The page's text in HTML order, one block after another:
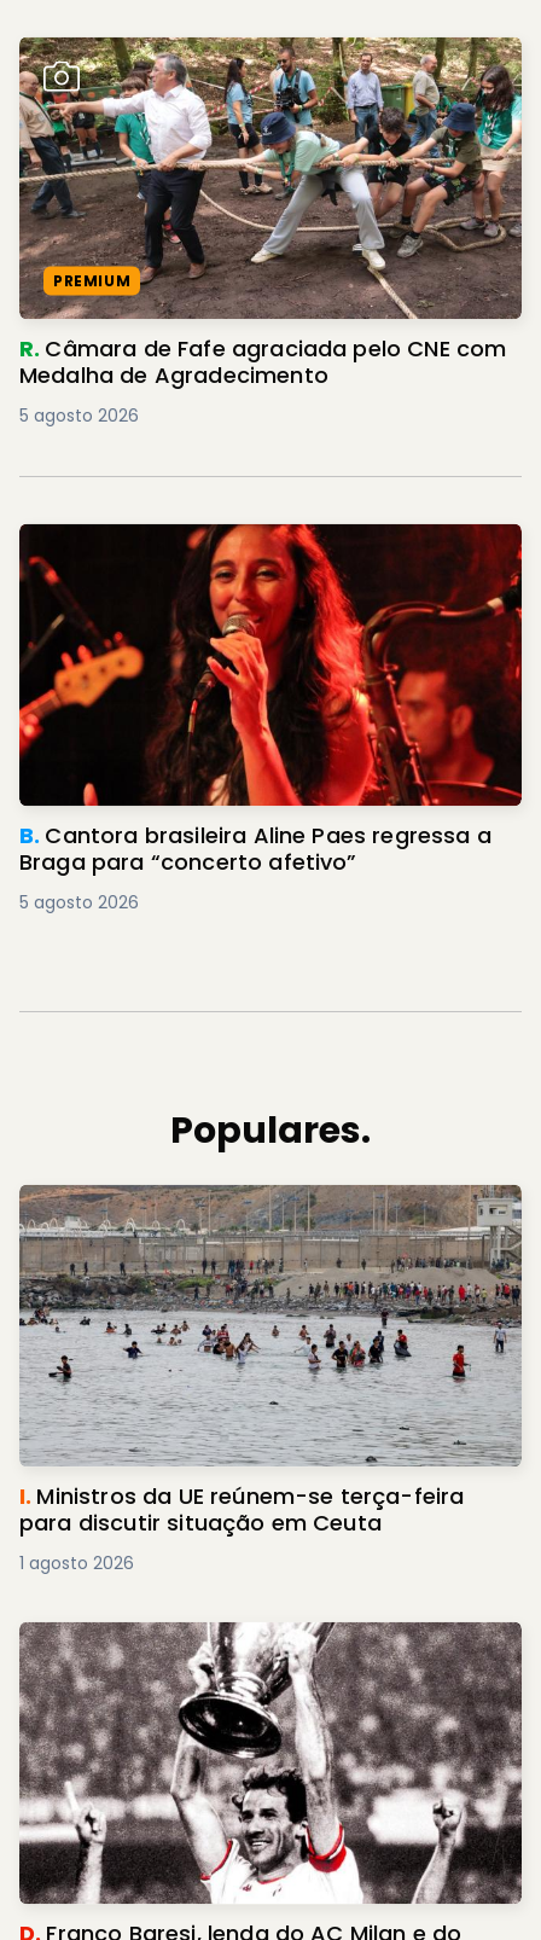
PREMIUM
R. Câmara de Fafe agraciada pelo CNE com
Medalha de Agradecimento
5 agosto 2026
B. Cantora brasileira Aline Paes regressa a
Braga para “concerto afetivo”
5 agosto 2026
Populares.
I. Ministros da UE reúnem-se terça-feira
para discutir situação em Ceuta
1 agosto 2026
D. Franco Baresi, lenda do AC Milan e do